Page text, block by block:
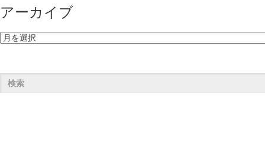
アーカイブ
ア
イ